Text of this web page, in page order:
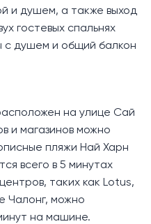
и душем, а также выход
гостевых спальнях
с душем и общий балкон
на улице Сай
и магазинов можно
пляжи Най Харн
всего в 5 минутах
таких как Lotus,
Чалонг, можно
на машине.